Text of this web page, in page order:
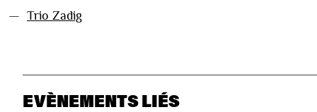
— Trio Zadig
EVÈNEMENTS LIÉS